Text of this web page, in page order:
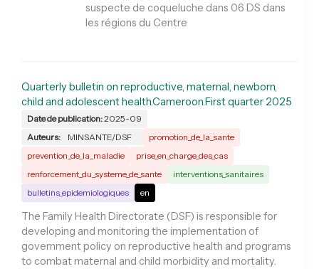
suspecte de coqueluche dans 06 DS dans
les régions du Centre
Quarterly bulletin on reproductive, maternal, newborn,
child and adolescent health.Cameroon.First quarter 2025
Date de publication:2025-09
Auteurs:
MINSANTE/DSF
promotion_de_la_sante
prevention_de_la_maladie
prise_en_charge_des_cas
renforcement_du_systeme_de_sante
interventions_sanitaires
bulletins_epidemiologiques
en
The Family Health Directorate (DSF) is responsible for
developing and monitoring the implementation of
government policy on reproductive health and programs
to combat maternal and child morbidity and mortality.